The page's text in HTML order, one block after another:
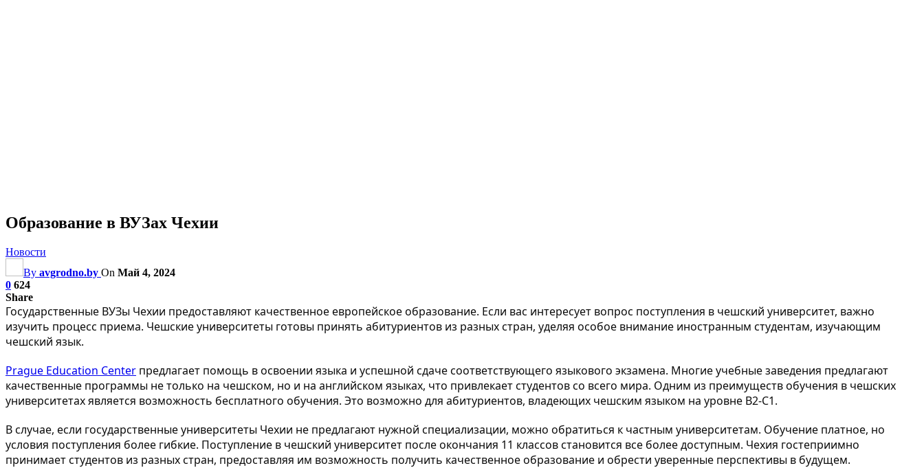
Образование в ВУЗах Чехии
Новости
By avgrodno.by On Май 4, 2024
0 624
Share
Государственные ВУЗы Чехии предоставляют качественное европейское образование. Если вас интересует вопрос поступления в чешский университет, важно
изучить процесс приема. Чешские университеты готовы принять абитуриентов из разных стран, уделяя особое внимание иностранным студентам, изучающим
чешский язык.
Prague Education Center предлагает помощь в освоении языка и успешной сдаче соответствующего языкового экзамена. Многие учебные заведения предлагают
качественные программы не только на чешском, но и на английском языках, что привлекает студентов со всего мира. Одним из преимуществ обучения в чешских
университетах является возможность бесплатного обучения. Это возможно для абитуриентов, владеющих чешским языком на уровне B2-C1.
В случае, если государственные университеты Чехии не предлагают нужной специализации, можно обратиться к частным университетам. Обучение платное, но
условия поступления более гибкие. Поступление в чешский университет после окончания 11 классов становится все более доступным. Чехия гостеприимно
принимает студентов из разных стран, предоставляя им возможность получить качественное образование и обрести уверенные перспективы в будущем.